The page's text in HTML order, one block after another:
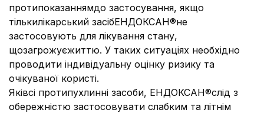
протипоказаннямдо застосування, якщо
тількилікарський засібЕНДОКСАН®не
застосовують для лікування стану,
щозагрожуєжиттю. У таких ситуаціях необхідно
проводити індивідуальну оцінку ризику та
очікуваної користі.
Яківсі протипухлинні засоби, ЕНДОКСАН®слід з
обережністю застосовувати слабким та літнім